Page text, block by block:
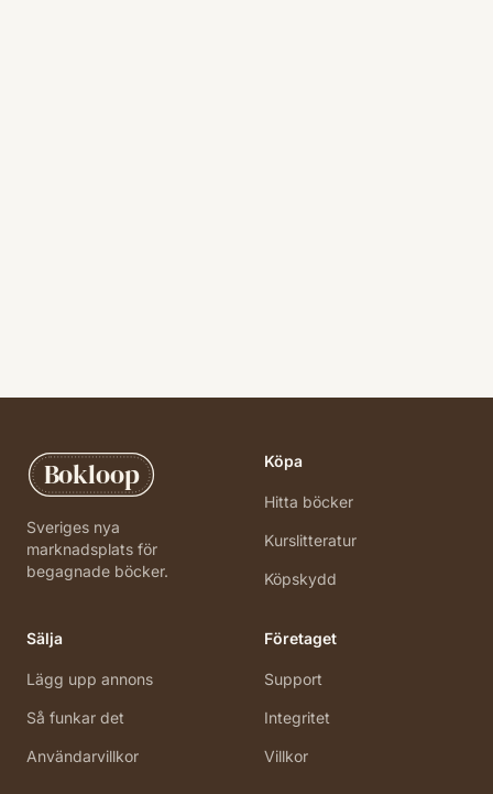
Bokloop
Sveriges nya
marknadsplats för
begagnade böcker.
Köpa
Hitta böcker
Kurslitteratur
Köpskydd
Sälja
Lägg upp annons
Så funkar det
Användarvillkor
Företaget
Support
Integritet
Villkor